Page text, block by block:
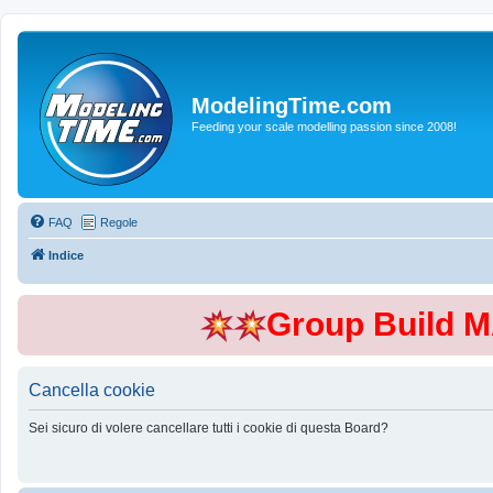
ModelingTime.com
Feeding your scale modelling passion since 2008!
FAQ Regole
Indice
Group Build
Cancella cookie
Sei sicuro di volere cancellare tutti i cookie di questa Board?